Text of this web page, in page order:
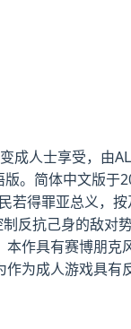
成人士享受，由
。简体中文版于
得罪亚总义，按
反抗己身的敌对
作具有赛博朋克
为成人游戏具有